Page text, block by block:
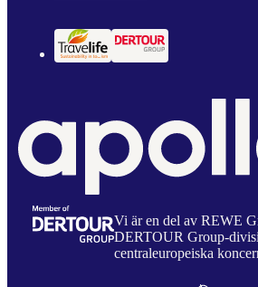
Vi är en del av REWE
DERTOUR Group-
centraleuropeiska